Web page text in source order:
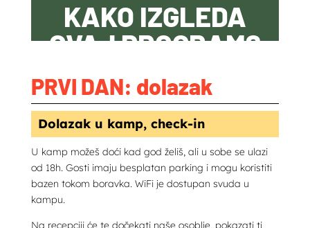
KAKO IZGLEDA
OVAJ PROGRAM?
PRVI DAN: dolazak
Dolazak u kamp, check-in
U kamp možeš doći kad god želiš, ali u sobe se ulazi
od 18h. Gosti imaju besplatan parking i mogu koristiti
bazen tokom boravka. WiFi je dostupan svuda u
kampu.
Na recepciji će te dočekati naše osoblje, pokazati ti